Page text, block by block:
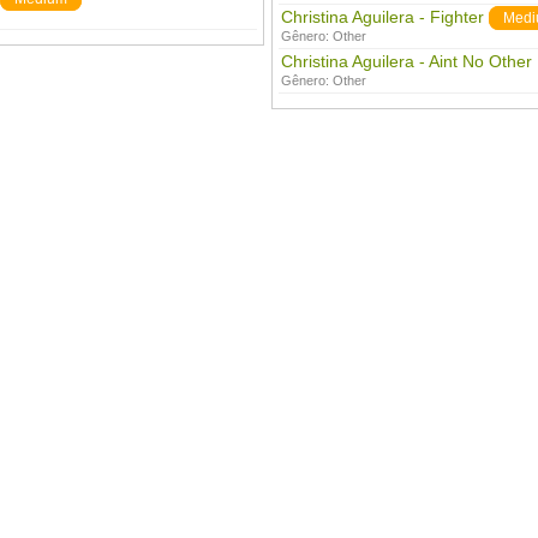
Christina Aguilera - Fighter
Gênero: Other
Christina Aguilera - Aint No Other
Gênero: Other